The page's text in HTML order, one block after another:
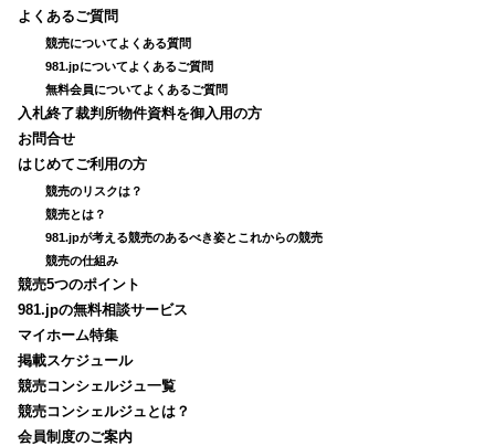
よくあるご質問
競売についてよくある質問
981.jpについてよくあるご質問
無料会員についてよくあるご質問
入札終了裁判所物件資料を御入用の方
お問合せ
はじめてご利用の方
競売のリスクは？
競売とは？
981.jpが考える競売のあるべき姿とこれからの競売
競売の仕組み
競売5つのポイント
981.jpの無料相談サービス
マイホーム特集
掲載スケジュール
競売コンシェルジュ一覧
競売コンシェルジュとは？
会員制度のご案内